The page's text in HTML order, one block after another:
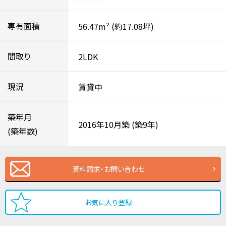
専有面積 56.47m² (約17.08坪)
間取り 2LDK
現況 賃貸中
築年月
(築年数)
2016年10月築 (築9年)
資料請求・お問い合わせ
お気に入り登録